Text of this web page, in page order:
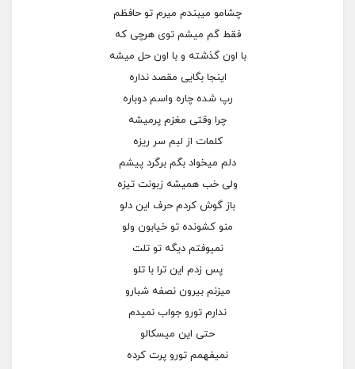
چشامو میبندم میرم تو حافظم
فقط گم میشم توی هرچی که
با اون گذشته و با اون حل میشه
اینجا بگایی مقصد نداره
رپ شده چاره واسم دوباره
چرا وقتی مغزم پرمیشه
کلمات از لبم سر ریزه
دلم میخواد بگم برگرد پیشم
ولی خب همیشه زبونت تیزه
باز گوش کردم حرف این دلو
منو کشونده تو خیابون ولو
نمیوفتم دیگه تو تلت
پس زدم این ترا با تلو
میزنم بیرون نصفه شبارو
ندارم تورو جواب نمیدم
حتی این میسکالو
نمیفهمم تورو پرت کرده